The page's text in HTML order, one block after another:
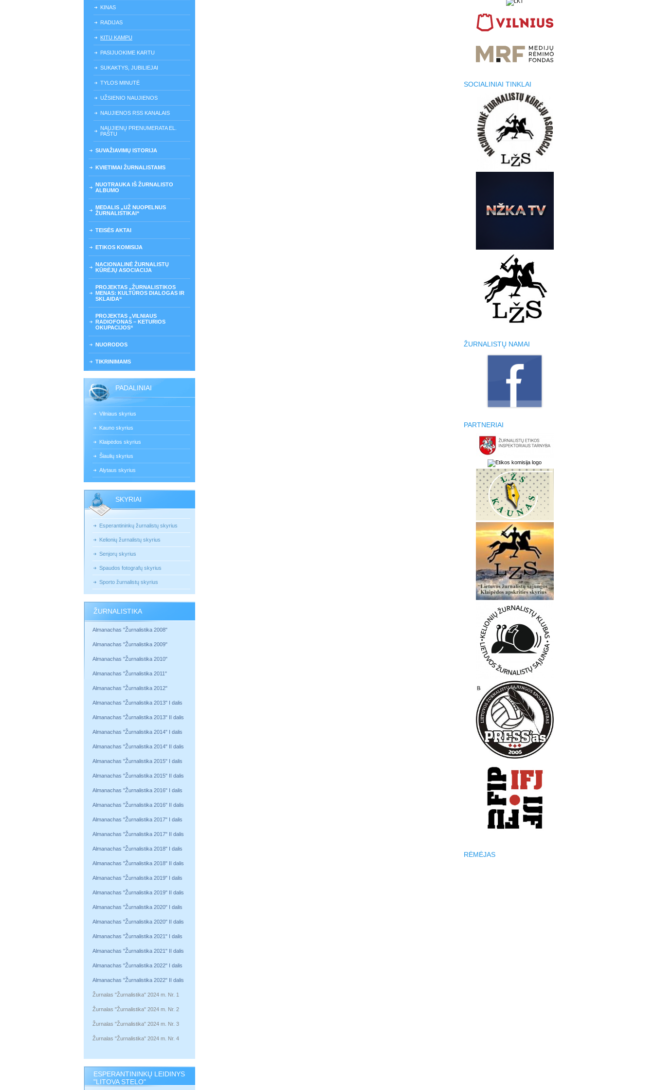
KINAS
RADIJAS
KITU KAMPU
PASIJUOKIME KARTU
SUKAKTYS, JUBILIEJAI
TYLOS MINUTĖ
UŽSIENIO NAUJIENOS
NAUJIENOS RSS KANALAIS
NAUJIENŲ PRENUMERATA EL.
PAŠTU
SUVAŽIAVIMŲ ISTORIJA
KVIETIMAI ŽURNALISTAMS
NUOTRAUKA IŠ ŽURNALISTO
ALBUMO
MEDALIS „UŽ NUOPELNUS
ŽURNALISTIKAI“
TEISĖS AKTAI
ETIKOS KOMISIJA
NACIONALINĖ ŽURNALISTŲ
KŪRĖJŲ ASOCIACIJA
PROJEKTAS „ŽURNALISTIKOS
MENAS: KULTŪROS DIALOGAS IR
SKLAIDA“
PROJEKTAS „VILNIAUS
RADIOFONAS – KETURIOS
OKUPACIJOS“
NUORODOS
TIKRINIMAMS
PADALINIAI
Vilniaus skyrius
Kauno skyrius
Klaipėdos skyrius
Šiaulių skyrius
Alytaus skyrius
SKYRIAI
Esperantininkų žurnalistų skyrius
Kelionių žurnalistų skyrius
Senjorų skyrius
Spaudos fotografų skyrius
Sporto žurnalistų skyrius
ŽURNALISTIKA
Almanachas "Žurnalistika 2008"
Almanachas "Žurnalistika 2009"
Almanachas "Žurnalistika 2010"
Almanachas "Žurnalistika 2011"
Almanachas "Žurnalistika 2012"
Almanachas "Žurnalistika 2013" I dalis
Almanachas "Žurnalistika 2013" II dalis
Almanachas "Žurnalistika 2014" I dalis
Almanachas "Žurnalistika 2014" II dalis
Almanachas "Žurnalistika 2015" I dalis
Almanachas "Žurnalistika 2015" II dalis
Almanachas "Žurnalistika 2016" I dalis
Almanachas "Žurnalistika 2016" II dalis
Almanachas "Žurnalistika 2017" I dalis
Almanachas "Žurnalistika 2017" II dalis
Almanachas "Žurnalistika 2018" I dalis
Almanachas "Žurnalistika 2018" II dalis
Almanachas "Žurnalistika 2019" I dalis
Almanachas "Žurnalistika 2019" II dalis
Almanachas "Žurnalistika 2020" I dalis
Almanachas "Žurnalistika 2020" II dalis
Almanachas "Žurnalistika 2021" I dalis
Almanachas "Žurnalistika 2021" II dalis
Almanachas "Žurnalistika 2022" I dalis
Almanachas "Žurnalistika 2022" II dalis
Žurnalas "Žurnalistika" 2024 m. Nr. 1
Žurnalas "Žurnalistika" 2024 m. Nr. 2
Žurnalas "Žurnalistika" 2024 m. Nr. 3
Žurnalas "Žurnalistika" 2024 m. Nr. 4
ESPERANTININKŲ LEIDINYS
"LITOVA STELO"
SOCIALINIAI TINKLAI
ŽURNALISTŲ NAMAI
PARTNERIAI
RĖMĖJAS